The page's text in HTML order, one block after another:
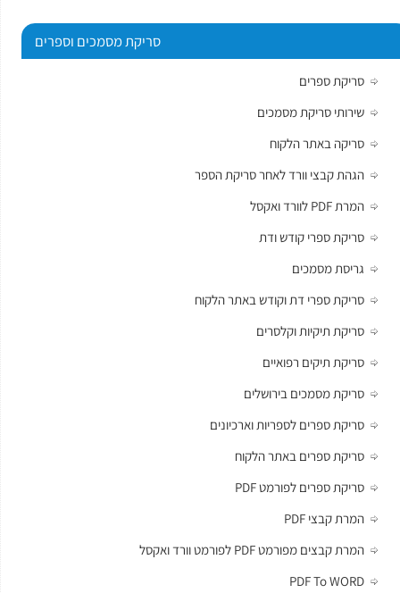
סריקת מסמכים וספרים
סריקת ספרים
שירותי סריקת מסמכים
סריקה באתר הלקוח
הגהת קבצי וורד לאחר סריקת הספר
המרת PDF לוורד ואקסל
סריקת ספרי קודש ודת
גריסת מסמכים
סריקת ספרי דת וקודש באתר הלקוח
סריקת תיקיות וקלסרים
סריקת תיקים רפואיים
סריקת מסמכים בירושלים
סריקת ספרים לספריות וארכיונים
סריקת ספרים באתר הלקוח
סריקת ספרים לפורמט PDF
המרת קבצי PDF
המרת קבצים מפורמט PDF לפורמט וורד ואקסל
PDF To WORD